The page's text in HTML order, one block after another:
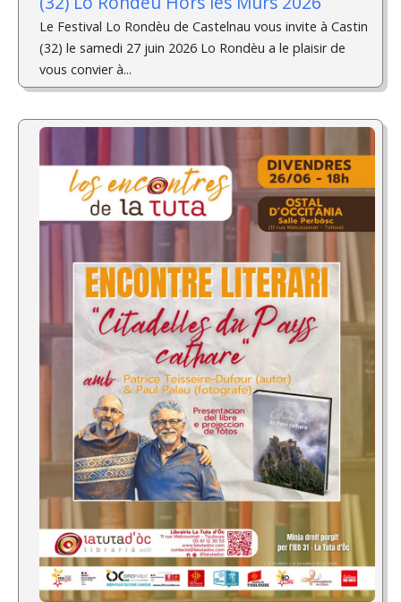
Le Festival Lo Rondèu de Castelnau vous invite à Castin
(32) le samedi 27 juin 2026 Lo Rondèu a le plaisir de
vous convier à...